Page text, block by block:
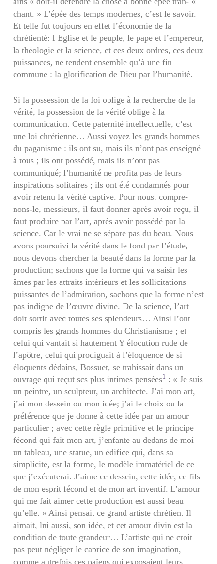
chant. » L’épée des temps modernes, c’est le sa­voir.
Et telle fut toujours en effet l’économie de la
chrétienté: I Eglise et le peuple, le pape et l’em­pereur,
la théologie et la science, et ces deux ordres, ces deux
puissances, ne tendent ensemble qu’à une fin
commune : la glorification de Dieu par l’humanité.
Si la possession de la foi oblige à la recherche de la
vérité, la possession de la vérité oblige à la
communication. Cette paternité intellectuelle, c’est
une loi chrétienne… Aussi voyez les grands hommes
du paganisme : ils ont su, mais ils n’ont pas en­seigné
à tous ; ils ont possédé, mais ils n’ont pas
communiqué; l’humanité ne profita pas de leurs
inspirations solitaires ; ils ont été condamnés pour
avoir retenu la vérité captive. Pour nous, compre­
nons-le, messieurs, il faut donner après avoir reçu, il
faut produire par l’art, après avoir possédé par la
science. Car le vrai ne se sépare pas du beau. Nous
avons poursuivi la vérité dans le fond par l’étude,
nous devons chercher la beauté dans la forme par la
production; sachons que la forme qui va saisir les
âmes par les attraits intérieurs et les sollicitations
puissantes de l’admiration, sa­chons que la forme n’est
pas indigne de l’œuvre divine. De la science, l’art
doit sortir avec toutes ses splendeurs… Ainsi l’ont
compris les grands hommes du Christianisme ; et
celui qui vantait si hautement Y élocution rude de
l’apôtre, celui qui prodiguait à l’éloquence de si
éloquents dédains, Bossuet, se trahissait dans un
ouvrage qui reçut scs plus intimes pensées1 : « Je suis
un peintre, un sculpteur, un architecte. J’ai mon art,
j’ai mon dessein ou mon idée; j’ai le choix ou la
préférence que je donne à cette idée par un amour
particulier ; avec cette règle primitive et le principe
fécond qui fait mon art, j’enfante au dedans de moi
un tableau, une statue, un édifice qui, dans sa
simplicité, est la forme, le modèle immatériel de ce
que j’exécuterai. J’aime ce dessein, cette idée, ce fils
de mon esprit fécond et de mon art inventif. L’amour
qui me fait aimer cette production est aussi beau
qu’elle. » Ainsi pensait ce grand artiste chrétien. Il
aimait, lni aussi, son idée, et cet amour divin est la
condition de toute grandeur… L’artiste qui ne croit
pas peut négliger le caprice de son imagination,
comme autrefois ces païens qui exposaient leurs